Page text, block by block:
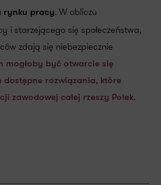
rynku pracy. W obliczu
i starzejącego się społeczeństwa,
zdają się niebezpiecznie
mogłoby być otwarcie się
dostępne rozwiązania, które
zawodowej całej rzeszy Polek.